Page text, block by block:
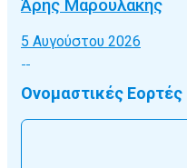
Άρης Μαρουλάκης
5 Αυγούστου 2026
Ονομαστικές Εορτές